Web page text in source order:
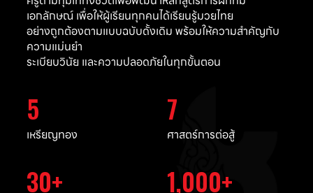
เอกลักษณ์ เพื่อให้ผู้เรียนทุกคนได้เรียนรู้มวยไทย
อย่างถูกต้องตามแบบฉบับดั้งเดิม พร้อมให้ความสำคัญกับ
ความแม่นยำ
ระเบียบวินัย และความปลอดภัยในทุกขั้นตอน
5
เหรียญทอง
7
ศาสตร์การต่อสู้
30 1,000